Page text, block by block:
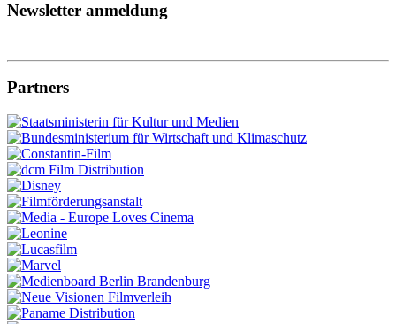
Newsletter anmeldung
Partners